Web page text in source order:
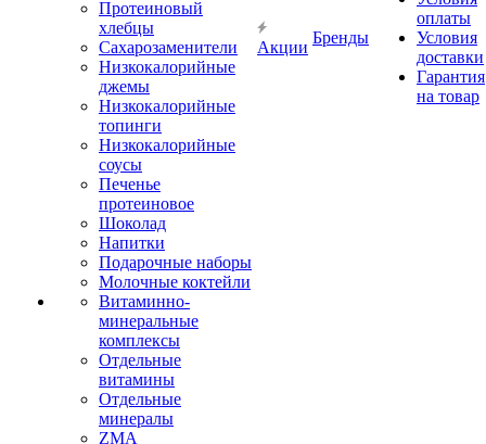
Протеиновый
хлебцы
Сахарозаменители
Низкокалорийные
джемы
Низкокалорийные
топинги
Низкокалорийные
соусы
Печенье
протеиновое
Шоколад
Напитки
Подарочные наборы
Молочные коктейли
Витаминно-
минеральные
комплексы
Отдельные
витамины
Отдельные
минералы
ZMA
Акции
Бренды
оплаты
Условия
доставки
Гарантия
на товар